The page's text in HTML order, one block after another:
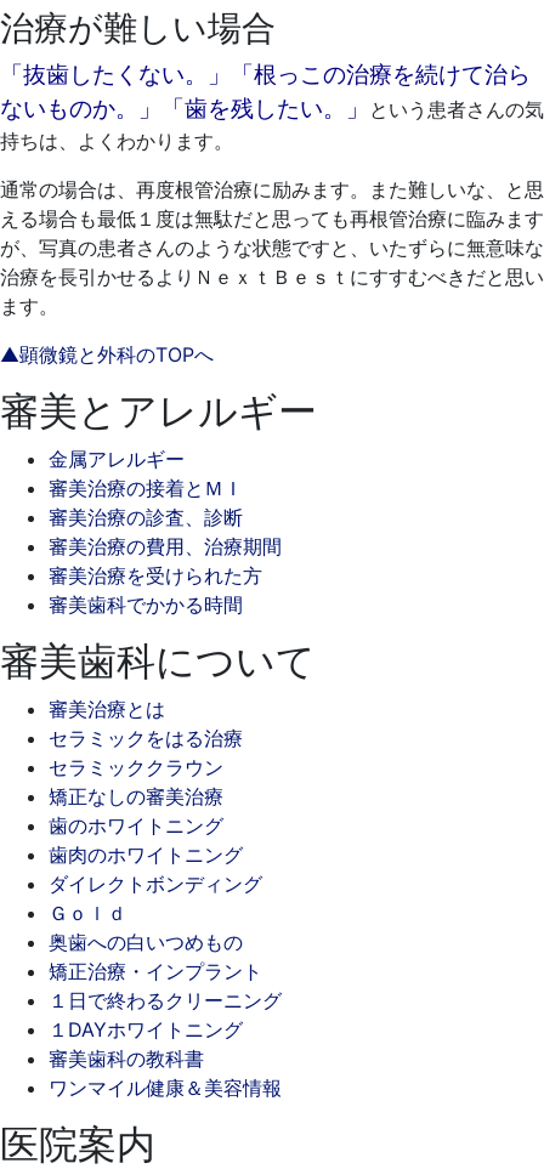
治療が難しい場合
「抜歯したくない。」「根っこの治療を続けて治ら
ないものか。」「歯を残したい。」
という患者さんの気
持ちは、よくわかります。
通常の場合は、再度根管治療に励みます。また難しいな、と思
える場合も最低１度は無駄だと思っても再根管治療に臨みます
が、写真の患者さんのような状態ですと、いたずらに無意味な
治療を長引かせるよりＮｅｘｔＢｅｓｔにすすむべきだと思い
ます。
▲顕微鏡と外科のTOPへ
審美とアレルギー
金属アレルギー
審美治療の接着とＭＩ
審美治療の診査、診断
審美治療の費用、治療期間
審美治療を受けられた方
審美歯科でかかる時間
審美歯科について
審美治療とは
セラミックをはる治療
セラミッククラウン
矯正なしの審美治療
歯のホワイトニング
歯肉のホワイトニング
ダイレクトボンディング
Ｇｏｌｄ
奥歯への白いつめもの
矯正治療・インプラント
１日で終わるクリーニング
１DAYホワイトニング
審美歯科の教科書
ワンマイル健康＆美容情報
医院案内